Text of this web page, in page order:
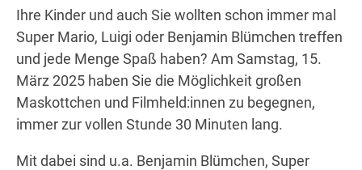
Wegbeschreibung
Ihre Kinder und auch Sie wollten schon immer mal
Super Mario, Luigi oder Benjamin Blümchen treffen
und jede Menge Spaß haben? Am Samstag, 15.
März 2025 haben Sie die Möglichkeit großen
Maskottchen und Filmheld:innen zu begegnen,
immer zur vollen Stunde 30 Minuten lang.
Mit dabei sind u.a. Benjamin Blümchen, Super